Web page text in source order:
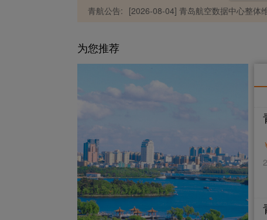
青航公告: [2026-08-04] 青岛航空数据中心整体
[2026-08-03] 青岛航空关于调整国内
[2026-07-31] 关于调整韩国至中国航
[2026-07-31] 青岛航空2026年下半年
为您推荐